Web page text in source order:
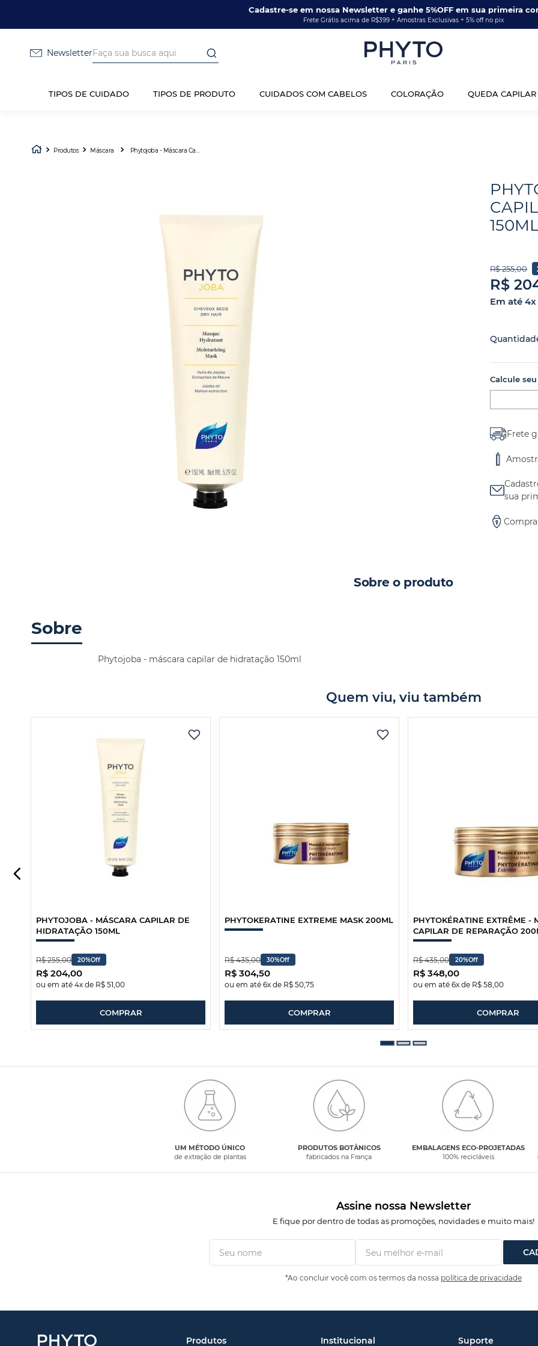
Cadastre-se em nossa Newsletter e ganhe 5%OFF em sua primeira
Frete Grátis acima de R$399 + Amostras Exclusivas + 5% off no pix
NewsletterFaça sua busca aqui
TIPOS DE CUIDADO TIPOS DE PRODUTO CUIDADOS COM CABELOS COLORAÇÃO QUEDA CAPILAR
Produtos Máscara
150ML
R$255,00
R$
Em até 4x
Calcule
Frete
sua
Sobre o produto
Sobre
Phytojoba - máscara capilar de hidratação 150ml
Quem viu, viu também
PHYTOJOBA - MÁSCARA CAPILAR DE
HIDRATAÇÃO 150ML
R$ 255,00 20%Off
R$ 204,00
ou em até 4x de R$ 51,00
COMPRAR
PHYTOKERATINE EXTREME MASK 200ML
R$ 435,00 30%Off
R$ 304,50
ou em até 6x de R$ 50,75
COMPRAR
PHYTOKÉRATINE EXTRÊME -
CAPILAR DE REPARAÇÃO
R$ 435,00 20%Off
R$ 348,00
ou em até 6x de R$ 58,00
COMPRAR
UM MÉTODO ÚNICO
de extração de plantas
PRODUTOS BOTÂNICOS
fabricados na França
EMBALAGENS ECO-PROJETADAS
100% recicláveis
Assine nossa Newsletter
E fique por dentro de todas as promoções, novidades e muito mais!
*Ao concluir você com os termos da nossa política de privacidade
Produtos Institucional Suporte